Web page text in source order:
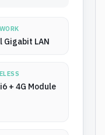
Gigabit LAN
+ 4G Module